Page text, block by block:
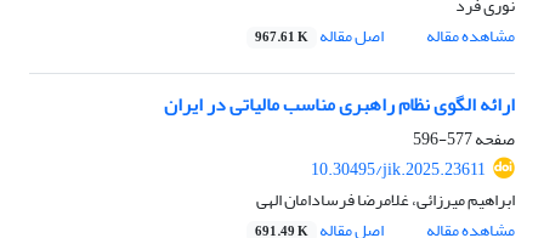
مشاهده مقاله
اصل مقاله 967.61 K
ارائه الگوی نظام راهبری مناسب مالیاتی در ایران
صفحه577-596
10.30495/jik.2025.23611
ابراهیم میرزائی، غلامرضا فرسادامان الهی
مشاهده مقاله
اصل مقاله 691.49 K